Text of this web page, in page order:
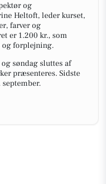
og
Heltoft, leder kurset,
farver og
er 1.200 kr., som
forplejning.
søndag sluttes af
præsenteres. Sidste